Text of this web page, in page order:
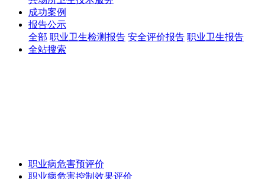
成功案例
报告公示
全部 职业卫生检测报告 安全评价报告 职业卫生报告
全站搜索
职业病危害预评价
职业病危害控制效果评价